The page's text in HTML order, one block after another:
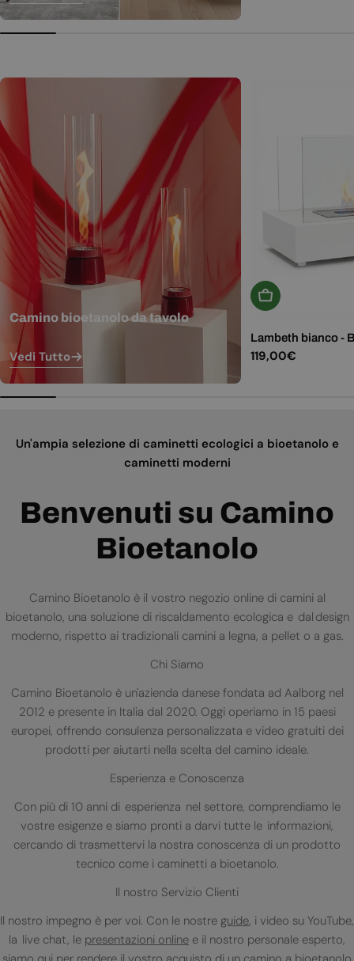
Camino bioetanolo da tavolo
Vedi Tutto
Aggiungi Al
Lambeth bianco -
Prezzo
119,00€
Un'ampia selezione di caminetti ecologici a bioetanolo e
caminetti moderni
Benvenuti su Camino
Bioetanolo
Camino Bioetanolo è il vostro negozio online di camini al
bioetanolo, una soluzione di riscaldamento ecologica e dal design
moderno, rispetto ai tradizionali camini a legna, a pellet o a gas.
Chi Siamo
Camino Bioetanolo è un'azienda danese fondata ad Aalborg nel
2012 e presente in Italia dal 2020. Oggi operiamo in 15 paesi
europei, offrendo consulenza personalizzata e video gratuiti dei
prodotti per aiutarti nella scelta del camino ideale.
Esperienza e Conoscenza
Con più di 10 anni di esperienza nel settore, comprendiamo le
vostre esigenze e siamo pronti a darvi tutte le informazioni,
cercando di trasmettervi la nostra conoscenza di un prodotto
tecnico come i caminetti a bioetanolo.
Il nostro Servizio Clienti
Il nostro impegno è per voi. Con le nostre guide, i video su YouTube,
la live chat, le presentazioni online e il nostro personale esperto,